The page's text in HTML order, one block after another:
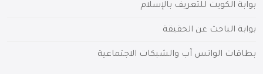
بوابة الكويت للتعريف بالإسلام
بوابة الباحث عن الحقيقة
بطاقات الواتس آب والشبكات الاجتماعية